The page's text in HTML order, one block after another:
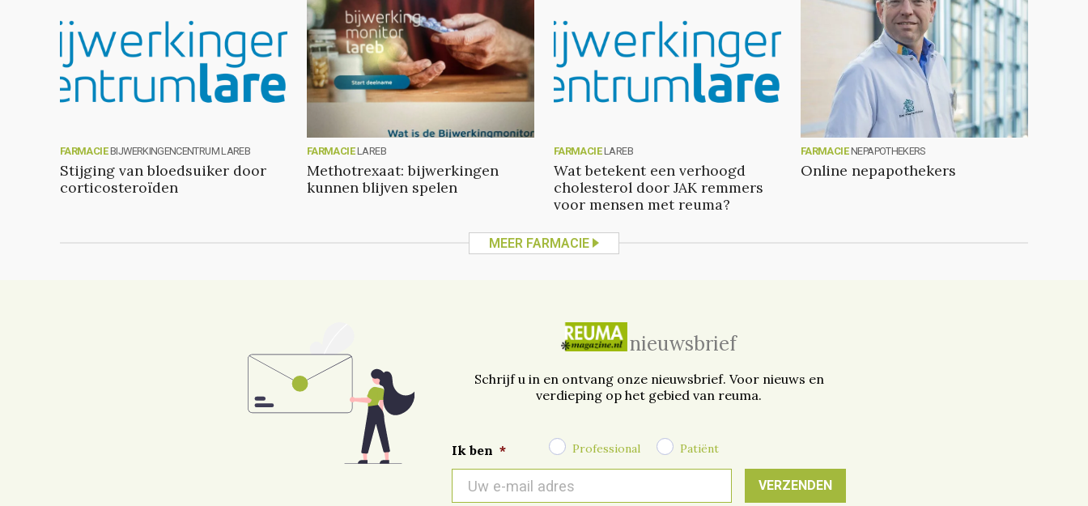
FARMACIE BIJWERKINGENCENTRUM LAREB
Stijging van bloedsuiker door
corticosteroïden
FARMACIE LAREB
Methotrexaat: bijwerkingen
kunnen blijven spelen
FARMACIE LAREB
Wat betekent een verhoogd
cholesterol door JAK remmers
voor mensen met reuma?
FARMACIE NEPAPOTHEKERS
Online nepapothekers
MEER FARMACIE
nieuwsbrief
Schrijf u in en ontvang onze nieuwsbrief. Voor nieuws en
verdieping op het gebied van reuma.
Ik ben * Professional Patiënt
mail
*